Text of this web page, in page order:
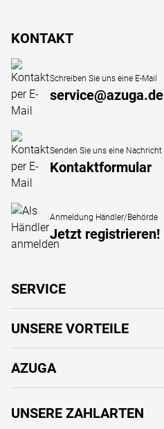
KONTAKT
Schreiben Sie uns eine E-Mail
service@azuga.de
Senden Sie uns eine Nachricht
Kontaktformular
Anmeldung Händler/Behörde
Jetzt registrieren!
SERVICE
UNSERE VORTEILE
AZUGA
UNSERE ZAHLARTEN